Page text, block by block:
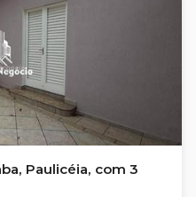
Paulicéia, com 3